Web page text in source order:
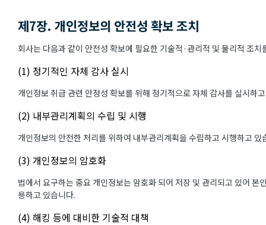
제7장. 개인정보의 안전성 확보 조치
회사는 다음과 같이 안전성 확보에 필요한 기술적·관리적 및 물리적 조치
(1) 정기적인 자체 감사 실시
개인정보 취급 관련 안정성 확보를 위해 정기적으로 자체 감사를 실시하
(2) 내부관리계획의 수립 및 시행
개인정보의 안전한 처리를 위하여 내부관리계획을 수립하고 시행하고 있
(3) 개인정보의 암호화
법에서 요구하는 중요 개인정보는 암호화 되어 저장 및 관리되고 있어
용하고 있습니다.
(4) 해킹 등에 대비한 기술적 대책